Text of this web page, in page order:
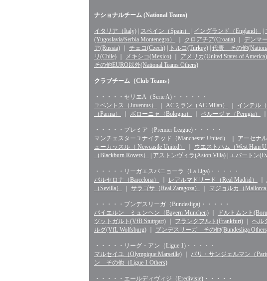
ナショナルチーム (National Teams)
イタリア（Italy) スペイン（Spain） イングランド（England）
(Yugoslavia/Serbia Montenegro）
クロアチア(Croatia) デンマ
ア(Russia)
チェコ(Czech) トルコ(Turkey) 代表 その他
リ(Chile)
メキシコ(Mexico) アメリカ(United States of America)
その他EURO以外(National Teams Others)
クラブチーム（Club Teams）
・・・・・セリエA（Serie A)・・・・・・
ユベントス（Juventus）
ACミラン（AC Milan） インテル（
（Parma）
ボローニャ（Bologna） ペルージャ（Perugia）
・・・・・プレミア（Premier League)・・・・・
マンチェスターユナイテッド（Manchester United）
アーセナル
ューカッスル（ Newcastle United）
ウエストハム（West Ham
（Blackburn Rovers）
アストンヴィラ(Aston Villa) エバートン
・・・・・リーガエスパニョーラ（La Liga)・・・・・
バルセロナ（Barcelona）
レアルマドリード（Real Madrid）
（Sevilla）
サラゴサ（Real Zaragoza） マジョルカ（Mallorca
・・・・・ブンデスリーガ（Bundesliga)・・・・・
バイエルン ミュンヘン（Bayern Munchen)
ドルトムント
ツットガルト(VfB Stuttgart)
フランクフルト(Frankfurt) ヘル
ルグ(VfL Wolfsburg)
ブンデスリーガ その他(Bundesliga
・・・・・リーグ・アン（Ligue 1)・・・・・
マルセイユ（Olympique Marseille)
パリ・サンジェルマン（
ン その他（Ligue 1 Others)
・・・・・エールディヴィジ（Eredivisie)・・・・・